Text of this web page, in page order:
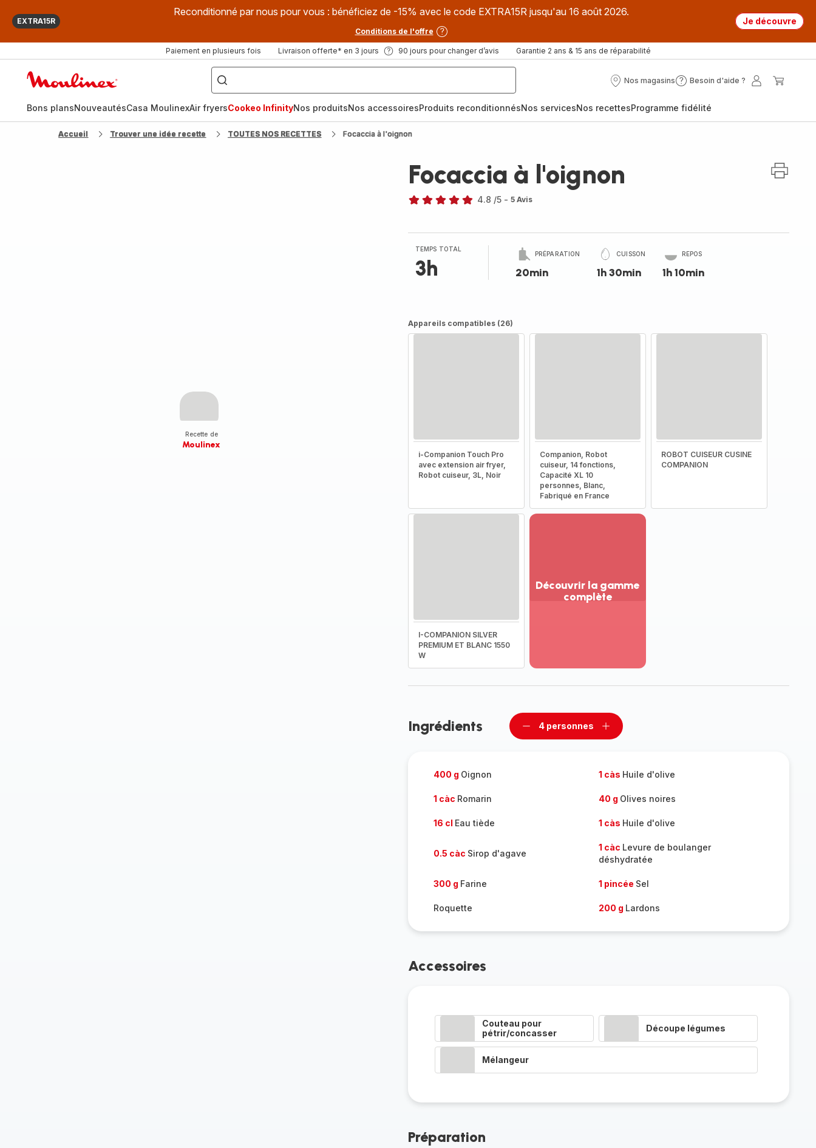
EXTRA15R
Reconditionné par nous pour vous : bénéficiez de -15% avec le code EXTRA15R jusqu'au 16 août 2026.
Conditions de l'offre
Je découvre
Paiement en plusieurs fois Livraison offerte* en 3 jours 90 jours pour changer d’avis Garantie 2 ans & 15 ans de réparabilité
["Que
recherchez-
vous
?",
fryer",
"Companion"]
Nos magasins
Nos
Besoin d'aide ?
Besoin
?
Mon
Bons plansNouveautésCasa MoulinexAir fryersCookeo InfinityNos produitsNos accessoiresProduits reconditionnésNos servicesNos recettesProgramme fidélité
Accueil Trouver une idée recette TOUTES NOS RECETTES Focaccia à l'oignon
Recette de
Moulinex
Focaccia à l'oignon
4.8 /5 - 5 Avis
TEMPS TOTAL
3h
PRÉPARATION
20min
CUISSON
1h 30min
REPOS
1h 10min
Appareils compatibles (26)
i-Companion Touch Pro
avec extension air fryer,
Robot cuiseur, 3L, Noir
Companion, Robot
cuiseur, 14 fonctions,
Capacité XL 10
personnes, Blanc,
Fabriqué en France
ROBOT CUISEUR CUSINE
COMPANION
I-COMPANION SILVER
PREMIUM ET BLANC 1550
W
Découvrir la gamme
complète
gamme
Ingrédients
Supprimer
4 personnes
Ajouter
400 g Oignon 1 càs Huile d'olive
1 càc Romarin 40 g Olives noires
16 cl Eau tiède 1 càs Huile d'olive
0.5 càc Sirop d'agave
1 càc Levure de boulanger
déshydratée
300 g Farine 1 pincée Sel
Roquette 200 g Lardons
Accessoires
Couteau pour
pétrir/concasser
Découpe légumes
Mélangeur
Préparation